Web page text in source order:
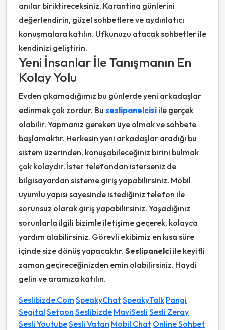
anılar biriktireceksiniz. Karantina günlerini
değerlendirin, güzel sohbetlere ve aydınlatıcı
konuşmalara katılın. Ufkunuzu atacak sohbetler ile
kendinizi geliştirin.
Yeni İnsanlar İle Tanışmanın En
Kolay Yolu
Evden çıkamadığımız bu günlerde yeni arkadaşlar
edinmek çok zordur. Bu seslipanelcisi ile gerçek
olabilir. Yapmanız gereken üye olmak ve sohbete
başlamaktır. Herkesin yeni arkadaşlar aradığı bu
sistem üzerinden, konuşabileceğiniz birini bulmak
çok kolaydır. İster telefondan isterseniz de
bilgisayardan sisteme giriş yapabilirsiniz. Mobil
uyumlu yapısı sayesinde istediğiniz telefon ile
sorunsuz olarak giriş yapabilirsiniz. Yaşadığınız
sorunlarla ilgili bizimle iletişime geçerek, kolayca
yardım alabilirsiniz. Görevli ekibimiz en kısa süre
içinde size dönüş yapacaktır. Seslipanelci ile keyifli
zaman geçireceğinizden emin olabilirsiniz. Haydi
gelin ve aramıza katılın.
Seslibizde.Com SpeakyChatSpeakyTalk Pangi
Segital Setgon Seslibizde MaviSesli Sesli Zeray
Sesli YoutubeSesli Vatan Mobil Chat Online Sohbet